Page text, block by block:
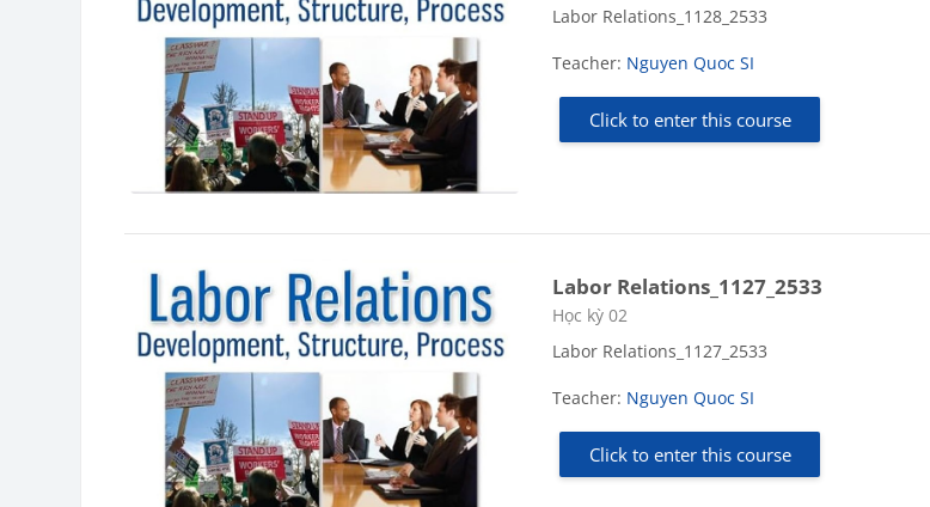
Labor Relations_1128_2533
Teacher: Nguyen Quoc SI
Click to enter this course
Labor Relations_1127_2533
Course category
Học kỳ 02
Labor Relations_1127_2533
Teacher: Nguyen Quoc SI
Click to enter this course